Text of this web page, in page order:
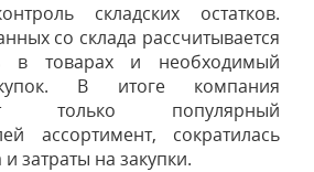
складских остатков.
со склада рассчитывается
в товарах и необходимый
В итоге компания
только популярный
ассортимент, сократилась
затраты на закупки.